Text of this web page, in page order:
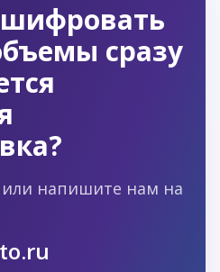
сразу
напишите нам на